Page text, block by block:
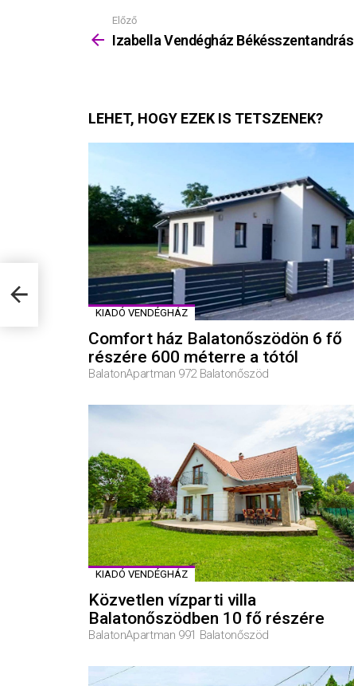
Mutass
többet
Előző
Izabella Vendégház Békésszentandrás
LEHET, HOGY EZEK IS TETSZENEK?
KIADÓ VENDÉGHÁZ
Comfort ház Balatonőszödön 6 fő
részére 600 méterre a tótól
BalatonApartman 972 Balatonőszöd
KIADÓ VENDÉGHÁZ
Közvetlen vízparti villa
Balatonőszödben 10 fő részére
BalatonApartman 991 Balatonőszöd